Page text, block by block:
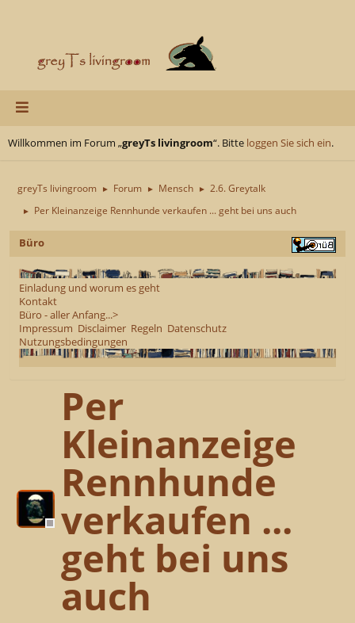
Willkommen im Forum „greyTs livingroom“. Bitte loggen Sie sich ein.
greyTs livingroom ► Forum ► Mensch ► 2.6. Greytalk
► Per Kleinanzeige Rennhunde verkaufen ... geht bei uns auch
Büro
Einladung und worum es geht
Kontakt
Büro - aller Anfang...>
Impressum Disclaimer Regeln Datenschutz
Nutzungsbedingungen
Per
Kleinanzeige
Rennhunde
verkaufen ...
geht bei uns
auch